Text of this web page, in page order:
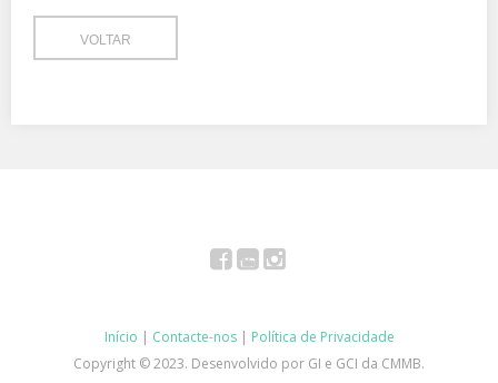
VOLTAR
FacebookYouTube
Início | Contacte-nos| Política de Privacidade
Copyright © 2023. Desenvolvido por GI e GCI da CMMB.